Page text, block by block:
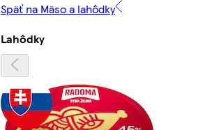
Späť na Mäso a lahôdky
Lahôdky